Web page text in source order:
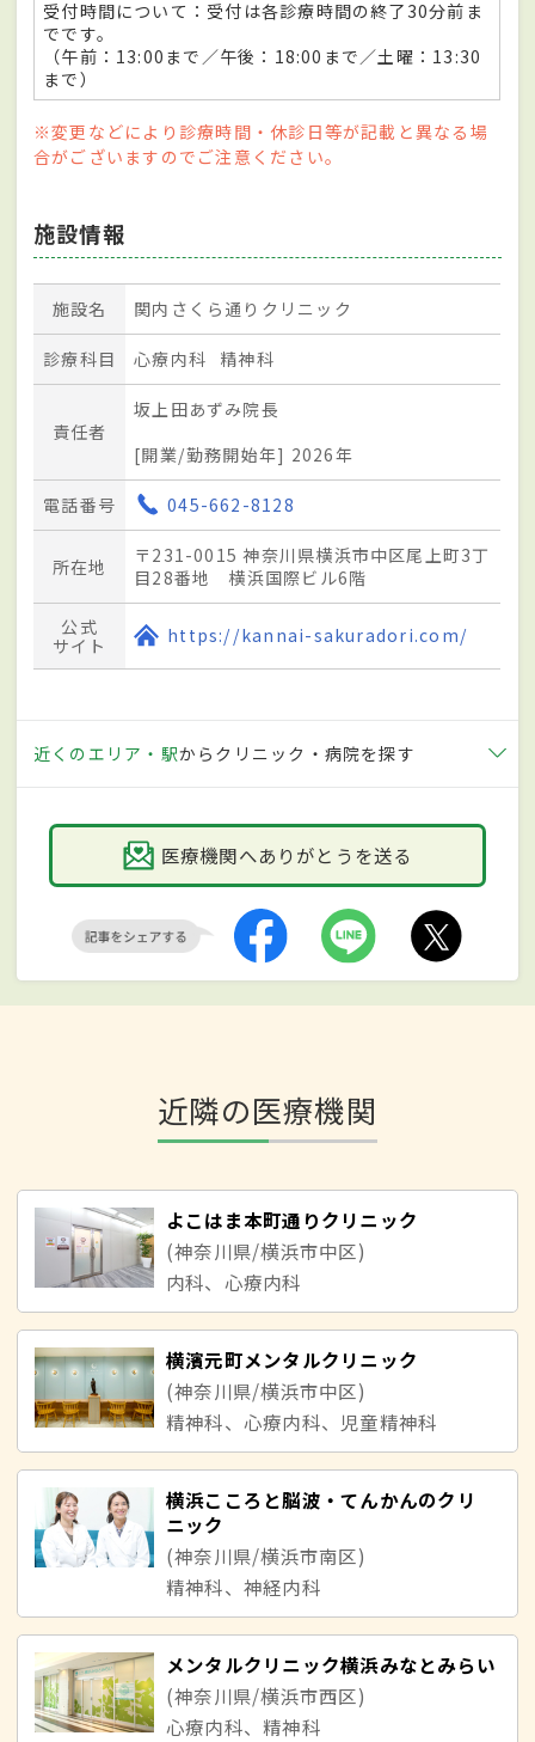
受付時間について：受付は各診療時間の終了30分前ま
でです。
（午前：13:00まで／午後：18:00まで／土曜：13:30
まで）
※変更などにより診療時間・休診日等が記載と異なる場
合がございますのでご注意ください。
施設情報
施設名 関内さくら通りクリニック
診療科目 心療内科 精神科
責任者
坂上田あずみ院長
[開業/勤務開始年] 2026年
電話番号 045-662-8128
所在地
〒231-0015 神奈川県横浜市中区尾上町3丁
目28番地 横浜国際ビル6階
公式
サイト
https://kannai-sakuradori.com/
近くのエリア・駅からクリニック・病院を探す
医療機関へありがとうを送る
近隣の医療機関
よこはま本町通りクリニック
(神奈川県/横浜市中区)
内科、心療内科
横濱元町メンタルクリニック
(神奈川県/横浜市中区)
精神科、心療内科、児童精神科
横浜こころと脳波・てんかんのクリ
ニック
(神奈川県/横浜市南区)
精神科、神経内科
メンタルクリニック横浜みなとみらい
(神奈川県/横浜市西区)
心療内科、精神科